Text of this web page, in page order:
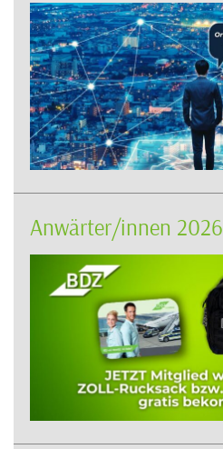
Anwärter/innen 2026